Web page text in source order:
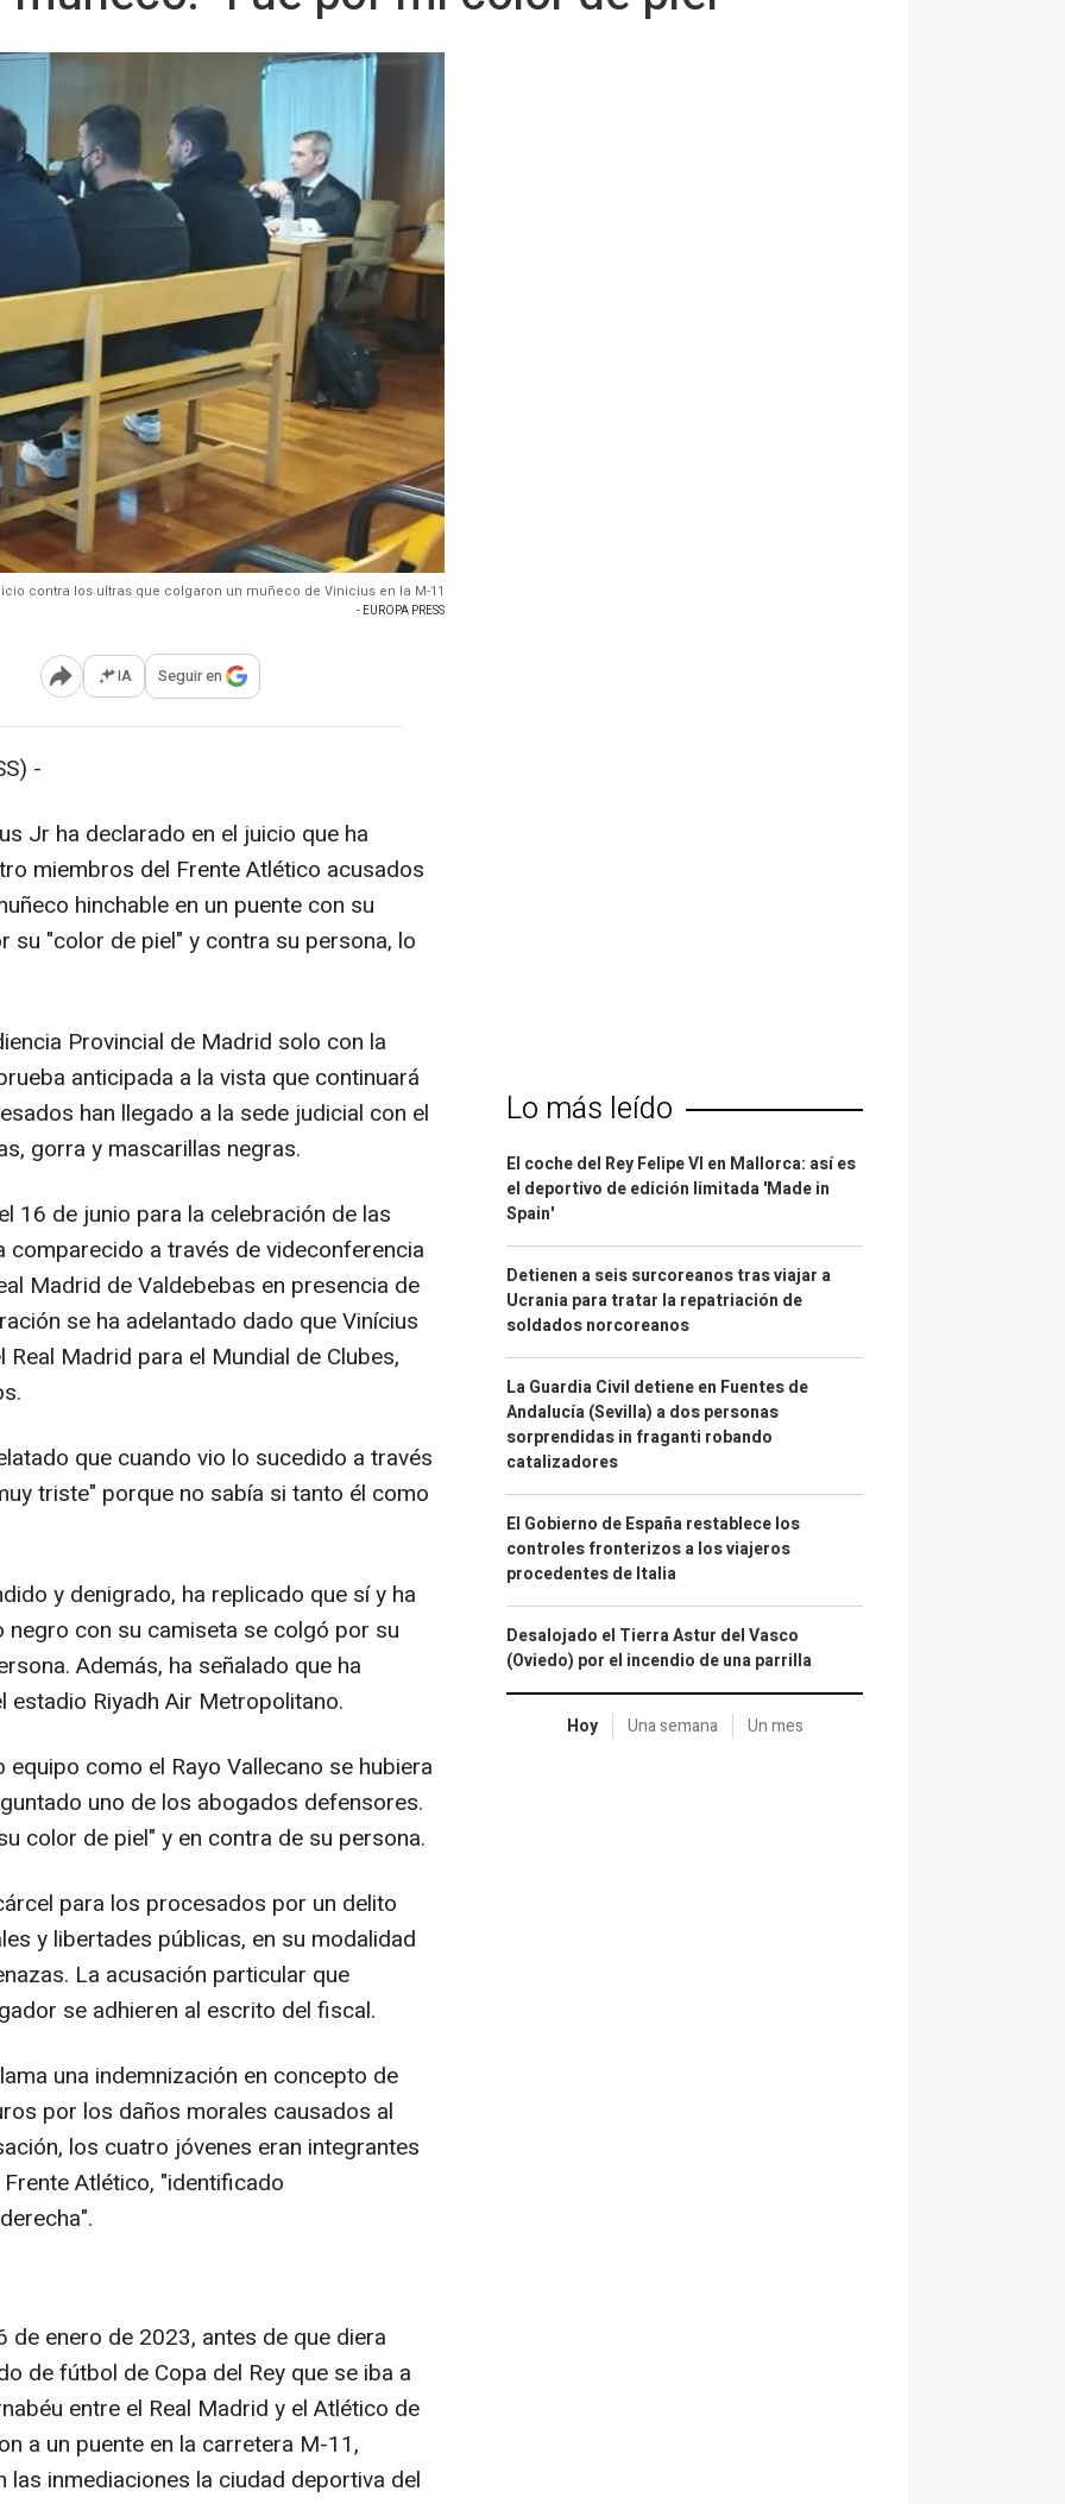
contra los ultras que colgaron un muñeco de Vinicius en la M-11
- EUROPA PRESS
Abrir opciones para compartir
IA Seguir en
-
Jr ha declarado en el juicio que ha
miembros del Frente Atlético acusados
hinchable en un puente con su
su "color de piel" y contra su persona, lo
Provincial de Madrid solo con la
anticipada a la vista que continuará
han llegado a la sede judicial con el
gorra y mascarillas negras.
16 de junio para la celebración de las
comparecido a través de videconferencia
Madrid de Valdebebas en presencia de
se ha adelantado dado que Vinícius
Madrid para el Mundial de Clubes,
que cuando vio lo sucedido a través
triste" porque no sabía si tanto él como
y denigrado, ha replicado que sí y ha
con su camiseta se colgó por su
Además, ha señalado que ha
Riyadh Air Metropolitano.
como el Rayo Vallecano se hubiera
uno de los abogados defensores.
color de piel" y en contra de su persona.
para los procesados por un delito
y libertades públicas, en su modalidad
La acusación particular que
se adhieren al escrito del fiscal.
una indemnización en concepto de
por los daños morales causados al
los cuatro jóvenes eran integrantes
Atlético, "identificado
de enero de 2023, antes de que diera
de fútbol de Copa del Rey que se iba a
entre el Real Madrid y el Atlético de
a un puente en la carretera M-11,
inmediaciones la ciudad deportiva del
Lo más leído
El coche del Rey Felipe VI en Mallorca: así es
el deportivo de edición limitada 'Made in
Spain'
Detienen a seis surcoreanos tras viajar a
Ucrania para tratar la repatriación de
soldados norcoreanos
La Guardia Civil detiene en Fuentes de
Andalucía (Sevilla) a dos personas
sorprendidas in fraganti robando
catalizadores
El Gobierno de España restablece los
controles fronterizos a los viajeros
procedentes de Italia
Desalojado el Tierra Astur del Vasco
(Oviedo) por el incendio de una parrilla
Hoy Una semana Un mes